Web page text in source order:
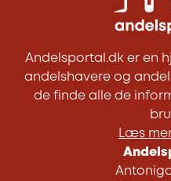
Andelsportal.dk er en
andelshavere og
de finde alle de
Læs